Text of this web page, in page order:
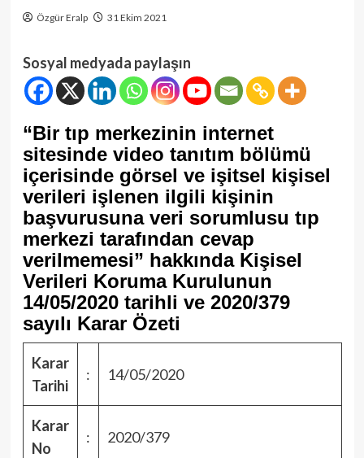
Özgür Eralp 31 Ekim 2021
Sosyal medyada paylaşın
“Bir tıp merkezinin internet
sitesinde video tanıtım bölümü
içerisinde görsel ve işitsel kişisel
verileri işlenen ilgili kişinin
başvurusuna veri sorumlusu tıp
merkezi tarafından cevap
verilmemesi” hakkında Kişisel
Verileri Koruma Kurulunun
14/05/2020 tarihli ve 2020/379
sayılı Karar Özeti
Karar
Tarihi
: 14/05/2020
Karar
No
: 2020/379